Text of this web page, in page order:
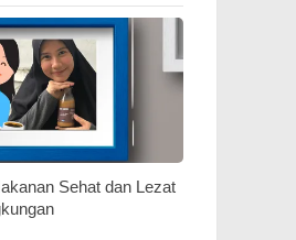
Sehat dan Lezat